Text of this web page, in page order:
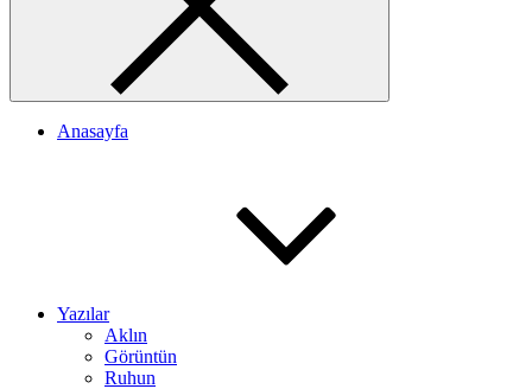
Anasayfa
Yazılar
Aklın
Görüntün
Ruhun